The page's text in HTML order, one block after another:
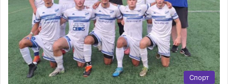
Спорт